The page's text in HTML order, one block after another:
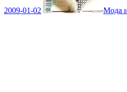
2009-01-02 Мода